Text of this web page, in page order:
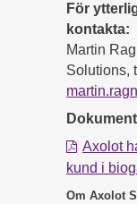
För
kontakta:
Martin
Solutions,
Axolot
kund i
Om Axolot